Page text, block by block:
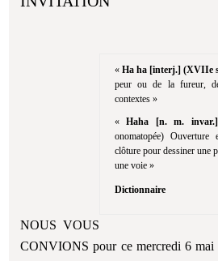
« Ha ha [interj.] (XVIIe
peur ou de la fureur,
contextes »
«Haha [n. m.
onomatopée)
clôture pour dessiner une
une voie »
Dictionnaire
NOUS VOUS
CONVIONS pour ce mercredi 6